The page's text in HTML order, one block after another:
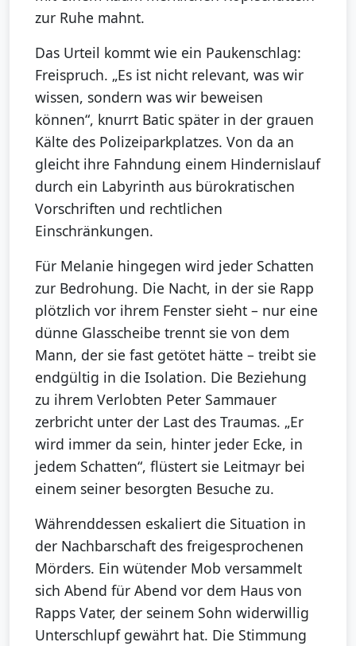
zur Ruhe mahnt.
Das Urteil kommt wie ein Paukenschlag:
Freispruch. „Es ist nicht relevant, was wir
wissen, sondern was wir beweisen
können“, knurrt Batic später in der grauen
Kälte des Polizeiparkplatzes. Von da an
gleicht ihre Fahndung einem Hindernislauf
durch ein Labyrinth aus bürokratischen
Vorschriften und rechtlichen
Einschränkungen.
Für Melanie hingegen wird jeder Schatten
zur Bedrohung. Die Nacht, in der sie Rapp
plötzlich vor ihrem Fenster sieht – nur eine
dünne Glasscheibe trennt sie von dem
Mann, der sie fast getötet hätte – treibt sie
endgültig in die Isolation. Die Beziehung
zu ihrem Verlobten Peter Sammauer
zerbricht unter der Last des Traumas. „Er
wird immer da sein, hinter jeder Ecke, in
jedem Schatten“, flüstert sie Leitmayr bei
einem seiner besorgten Besuche zu.
Währenddessen eskaliert die Situation in
der Nachbarschaft des freigesprochenen
Mörders. Ein wütender Mob versammelt
sich Abend für Abend vor dem Haus von
Rapps Vater, der seinem Sohn widerwillig
Unterschlupf gewährt hat. Die Stimmung